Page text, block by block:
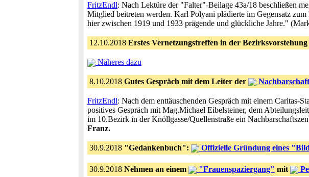
FritzEndl: Nach Lektüre der "Falter"-Beilage 43a/18 beschließen
Mitglied beitreten werden. Karl Polyani plädierte im Gegensatz
hier zwischen 1919 und 1933 prägende und glückliche Jahre."
12.10.2018 Erstes Vernetzungstreffen in der
Näheres dazu
8.10.2018 Gutes Gespräch mit dem Leiter der
FritzEndl: Nach dem enttäuschenden Gespräch mit einem
positives Gespräch mit Mag.Michael Eibelsteiner, dem
im 10.Bezirk in der Knöllgasse/Quellenstraße ein
Franz.
30.9.2018 "Gedankenbuch": Offizielle Gründung eines
30.9.2018 Nehmen an einem "Frauenspaziergang" mit